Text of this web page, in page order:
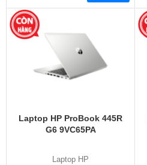
Laptop HP ProBook 445R
G6 9VC65PA
Laptop HP